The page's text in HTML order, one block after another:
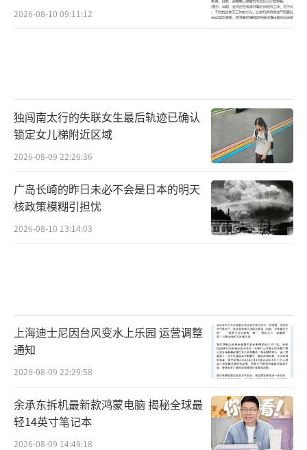
2026-08-10 09:11:12
独闯南太行的失联女生最后轨迹已确认
锁定女儿梯附近区域
2026-08-09 22:26:36
广岛长崎的昨日未必不会是日本的明天
核政策模糊引担忧
2026-08-10 13:14:03
上海迪士尼因台风变水上乐园 运营调整
通知
2026-08-09 22:29:58
余承东拆机最新款鸿蒙电脑 揭秘全球最
轻14英寸笔记本
2026-08-09 14:49:18